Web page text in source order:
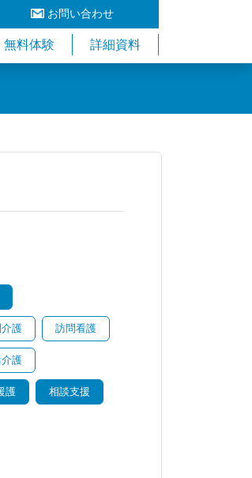
お問い合わせ
無料体験 詳細資料
護 訪問看護
護
護 相談支援